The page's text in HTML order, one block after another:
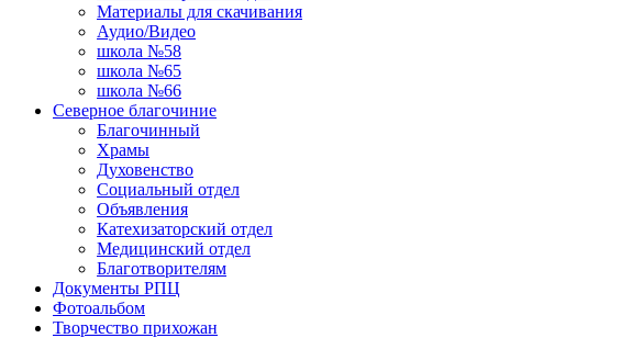
Материалы для скачивания
Аудио/Видео
школа №58
школа №65
школа №66
Северное благочиние
Благочинный
Храмы
Духовенство
Социальный отдел
Объявления
Катехизаторский отдел
Медицинский отдел
Благотворителям
Документы РПЦ
Фотоальбом
Творчество прихожан